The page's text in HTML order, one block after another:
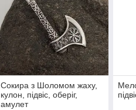
Сокира з Шоломом жаху,
кулон, підвіс, оберіг,
амулет